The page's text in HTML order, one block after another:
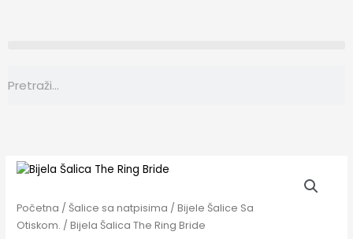
Početna /Šalice sa natpisima /Bijele Šalice Sa
Otiskom. / Bijela Šalica The Ring Bride
Bijela
The
Ring